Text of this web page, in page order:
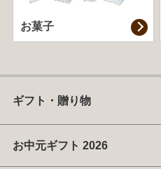
お菓子
ギフト・贈り物
お中元ギフト 2026